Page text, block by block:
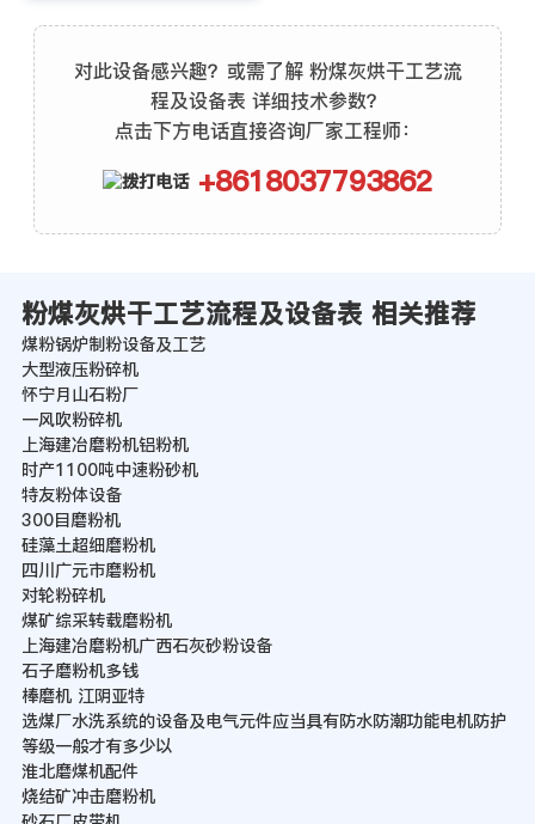
对此设备感兴趣？或需了解 粉煤灰烘干工艺流
程及设备表 详细技术参数？
点击下方电话直接咨询厂家工程师：
+8618037793862
粉煤灰烘干工艺流程及设备表 相关推荐
煤粉锅炉制粉设备及工艺
大型液压粉碎机
怀宁月山石粉厂
一风吹粉碎机
上海建冶磨粉机铝粉机
时产1100吨中速粉砂机
特友粉体设备
300目磨粉机
硅藻土超细磨粉机
四川广元市磨粉机
对轮粉碎机
煤矿综采转载磨粉机
上海建冶磨粉机广西石灰砂粉设备
石子磨粉机多钱
棒磨机 江阴亚特
选煤厂水洗系统的设备及电气元件应当具有防水防潮功能电机防护
等级一般才有多少以
淮北磨煤机配件
烧结矿冲击磨粉机